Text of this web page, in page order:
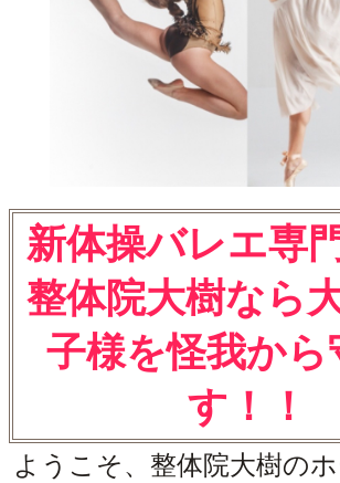
新体操バレエ専
整体院大樹なら
子様を怪我から
す！！
ようこそ、整体院大樹の